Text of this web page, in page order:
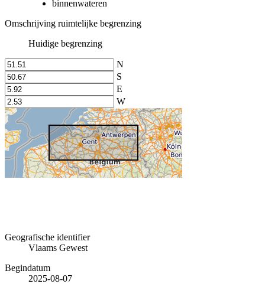
binnenwateren
Omschrijving ruimtelijke begrenzing
Huidige begrenzing
N
S
E
W
Geografische identifier
Vlaams Gewest
Begindatum
2025-08-07